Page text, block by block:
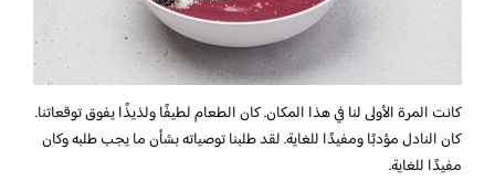
كانت المرة الأولى لنا في هذا المكان. كان الطعام لطيفًا ولذيذًا يفوق توقعاتنا.
كان النادل مؤدبًا ومفيدًا للغاية. لقد طلبنا توصياته بشأن ما يجب طلبه وكان
مفيدًا للغاية.